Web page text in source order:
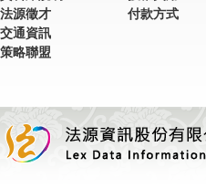
法源徵才
交通資訊
策略聯盟
付款方式